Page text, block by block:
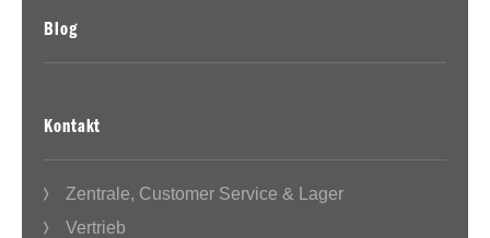
Blog
Kontakt
Zentrale, Customer Service & Lager
Vertrieb